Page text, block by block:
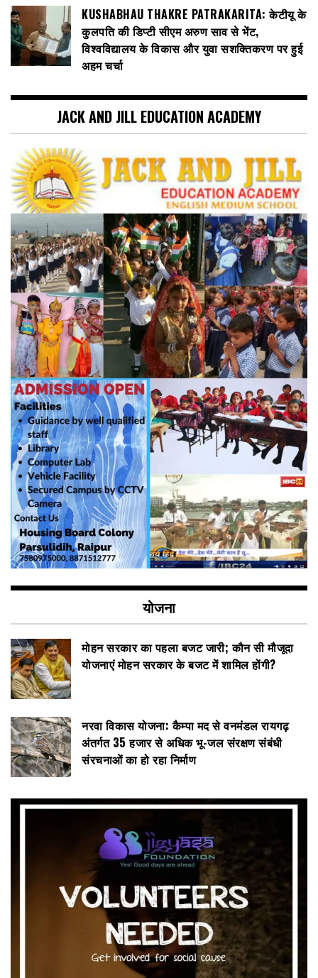
KUSHABHAU THAKRE PATRAKARITA: केटीयू के
कुलपति की डिप्टी सीएम अरुण साव से भेंट,
विश्वविद्यालय के विकास और युवा सशक्तिकरण पर हुई
अहम चर्चा
JACK AND JILL EDUCATION ACADEMY
योजना
मोहन सरकार का पहला बजट जारी; कौन सी मौजूदा
योजनाएं मोहन सरकार के बजट में शामिल होंगी?
नरवा विकास योजना: कैम्पा मद से वनमंडल रायगढ़
अंतर्गत 35 हजार से अधिक भू-जल संरक्षण संबंधी
संरचनाओं का हो रहा निर्माण